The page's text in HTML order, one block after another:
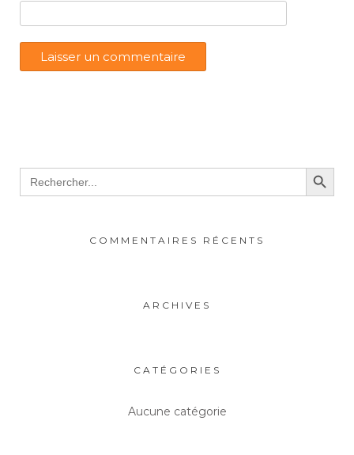
Search
for:
Search Button
COMMENTAIRES RÉCENTS
ARCHIVES
CATÉGORIES
Aucune catégorie